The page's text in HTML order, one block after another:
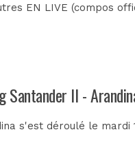
EN LIVE (compos
Santander II -
s'est déroulé le mardi